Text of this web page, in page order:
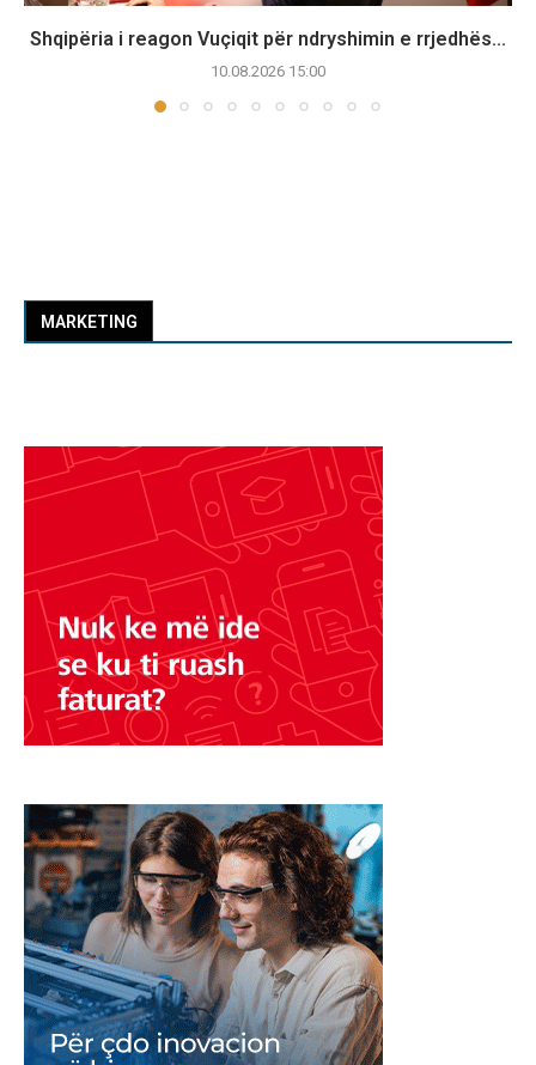
Shqipëria i reagon Vuçiqit për ndryshimin e rrjedhës...
10.08.2026 15:00
MARKETING